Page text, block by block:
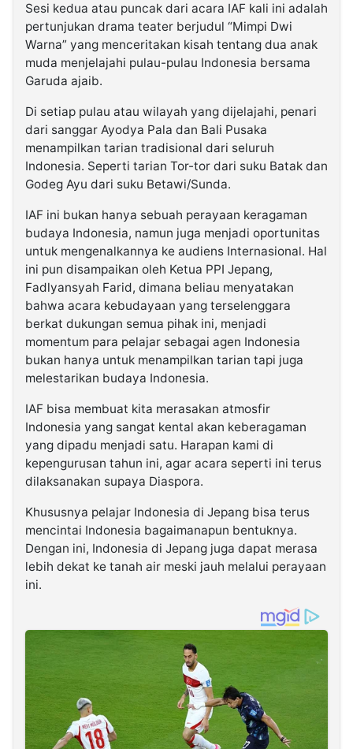
Sesi kedua atau puncak dari acara IAF kali ini adalah
pertunjukan drama teater berjudul “Mimpi Dwi
Warna” yang menceritakan kisah tentang dua anak
muda menjelajahi pulau-pulau Indonesia bersama
Garuda ajaib.
Di setiap pulau atau wilayah yang dijelajahi, penari
dari sanggar Ayodya Pala dan Bali Pusaka
menampilkan tarian tradisional dari seluruh
Indonesia. Seperti tarian Tor-tor dari suku Batak dan
Godeg Ayu dari suku Betawi/Sunda.
IAF ini bukan hanya sebuah perayaan keragaman
budaya Indonesia, namun juga menjadi oportunitas
untuk mengenalkannya ke audiens Internasional. Hal
ini pun disampaikan oleh Ketua PPI Jepang,
Fadlyansyah Farid, dimana beliau menyatakan
bahwa acara kebudayaan yang terselenggara
berkat dukungan semua pihak ini, menjadi
momentum para pelajar sebagai agen Indonesia
bukan hanya untuk menampilkan tarian tapi juga
melestarikan budaya Indonesia.
IAF bisa membuat kita merasakan atmosfir
Indonesia yang sangat kental akan keberagaman
yang dipadu menjadi satu. Harapan kami di
kepengurusan tahun ini, agar acara seperti ini terus
dilaksanakan supaya Diaspora.
Khususnya pelajar Indonesia di Jepang bisa terus
mencintai Indonesia bagaimanapun bentuknya.
Dengan ini, Indonesia di Jepang juga dapat merasa
lebih dekat ke tanah air meski jauh melalui perayaan
ini.